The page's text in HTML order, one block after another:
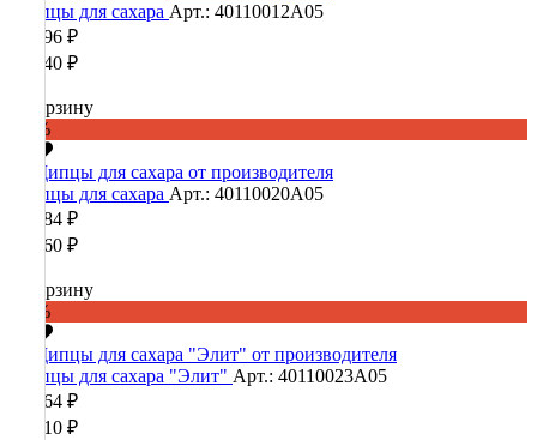
Щипцы для сахара Арт.: 40110012А05
16 896 ₽
42 240 ₽
В корзину
-60%
Щипцы для сахара Арт.: 40110020А05
14 784 ₽
36 960 ₽
В корзину
-60%
Щипцы для сахара "Элит" Арт.: 40110023А05
13 364 ₽
33 410 ₽